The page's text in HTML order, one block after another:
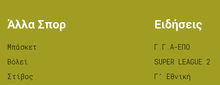
Άλλα Σπορ
Μπάσκετ
Βόλεϊ
Στίβος
Ειδήσεις
Γ.Γ.Α-ΕΠΟ
SUPER LEAGUE 2
Γ’ Εθνική